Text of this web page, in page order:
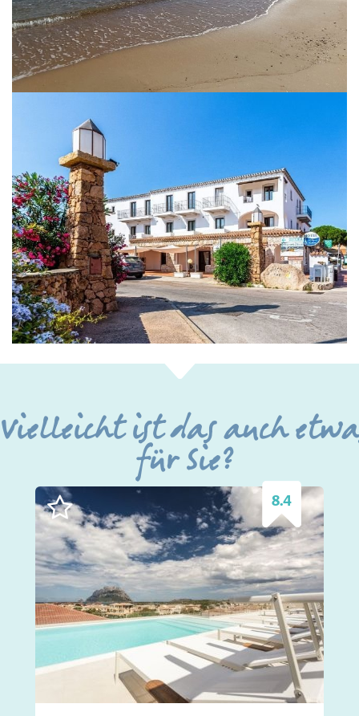
Vielleicht ist das auch
für Sie?
8.4